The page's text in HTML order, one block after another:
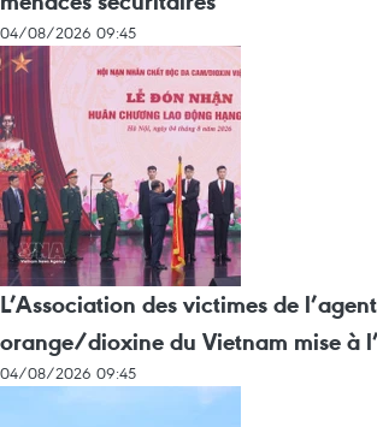
04/08/2026 09:45
L’Association des victimes de l’agent
orange/dioxine du Vietnam mise à
04/08/2026 09:45